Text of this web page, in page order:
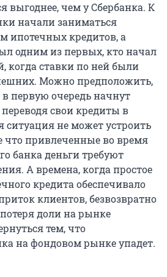
выгоднее, чем у Сбербанка. К
начали заниматься
ипотечных кредитов, а
одним из первых, кто начал
когда ставки по ней были
Можно предположить,
первую очередь начнут
свои кредиты в
ситуация не может устроить
что привлеченные во время
банка деньги требуют
А времена, когда простое
кредита обеспечивало
клиентов, безвозвратно
доли на рынке
тем, что
на фондовом рынке упадет.